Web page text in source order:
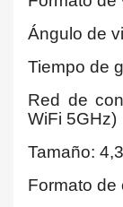
Ángulo de
Tiempo de
Red de
WiFi 5GHz)
Tamaño:
Formato de